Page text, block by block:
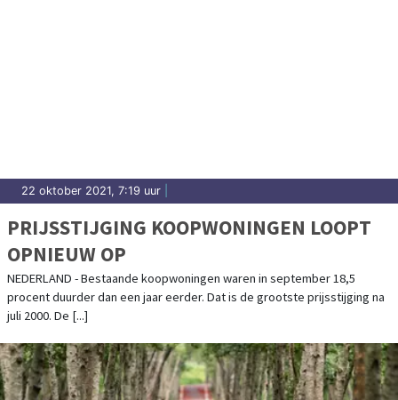
22 oktober 2021, 7:19 uur
PRIJSSTIJGING KOOPWONINGEN LOOPT
OPNIEUW OP
NEDERLAND - Bestaande koopwoningen waren in september 18,5
procent duurder dan een jaar eerder. Dat is de grootste prijsstijging na
juli 2000. De [...]